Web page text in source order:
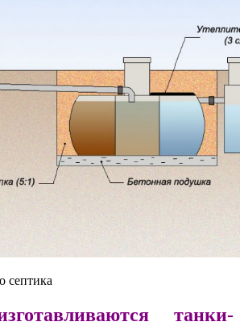
септика
танки-